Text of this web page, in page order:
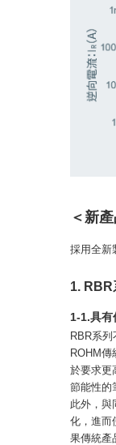
＜新
採用全新
1. RBR
1-1.具有
RBR系
ROHM
於要求更
節能性的
此外，與
化，進而
果傳統產